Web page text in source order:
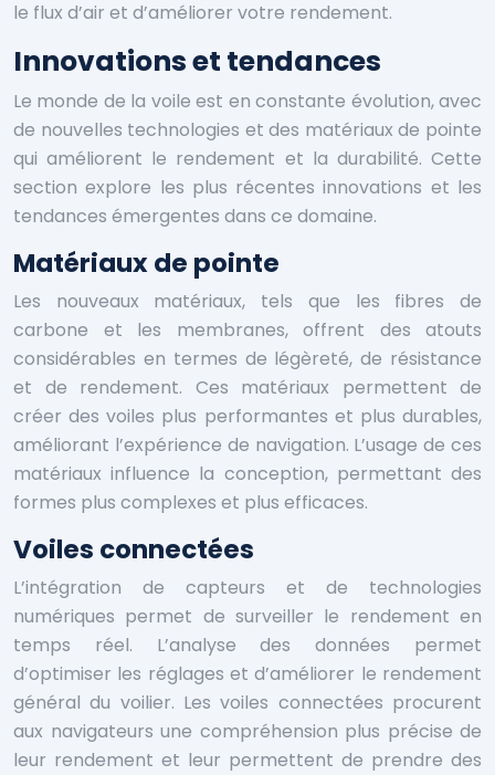
le flux d’air et d’améliorer votre rendement.
Innovations et tendances
Le monde de la voile est en constante évolution, avec
de nouvelles technologies et des matériaux de pointe
qui améliorent le rendement et la durabilité. Cette
section explore les plus récentes innovations et les
tendances émergentes dans ce domaine.
Matériaux de pointe
Les nouveaux matériaux, tels que les fibres de
carbone et les membranes, offrent des atouts
considérables en termes de légèreté, de résistance
et de rendement. Ces matériaux permettent de
créer des voiles plus performantes et plus durables,
améliorant l’expérience de navigation. L’usage de ces
matériaux influence la conception, permettant des
formes plus complexes et plus efficaces.
Voiles connectées
L’intégration de capteurs et de technologies
numériques permet de surveiller le rendement en
temps réel. L’analyse des données permet
d’optimiser les réglages et d’améliorer le rendement
général du voilier. Les voiles connectées procurent
aux navigateurs une compréhension plus précise de
leur rendement et leur permettent de prendre des